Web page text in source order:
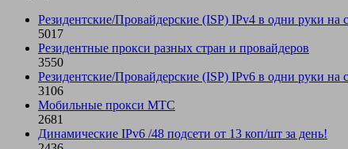
Резидентские/Провайдерские (ISP) IPv4 в одни руки на
5017
Резидентные прокси разных стран и провайдеров
3550
Резидентские/Провайдерские (ISP) IPv6 в одни руки на
3106
Мобильные прокси МТС
2681
Динамические IPv6 /48 подсети от 13 коп/шт за день!